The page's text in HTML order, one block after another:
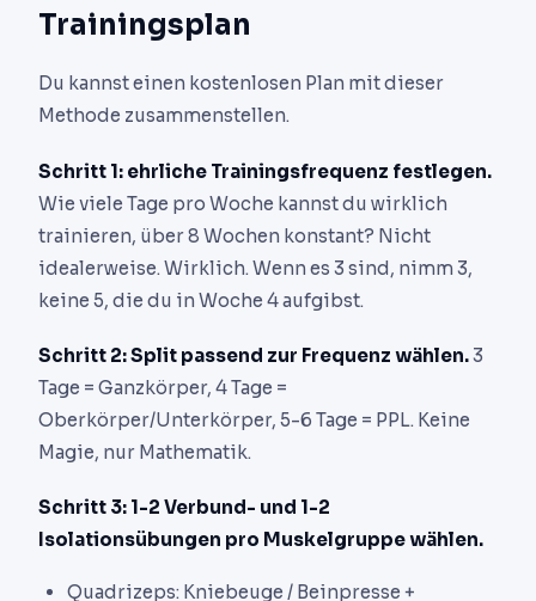
Trainingsplan
Du kannst einen kostenlosen Plan mit dieser
Methode zusammenstellen.
Schritt 1: ehrliche Trainingsfrequenz festlegen.
Wie viele Tage pro Woche kannst du wirklich
trainieren, über 8 Wochen konstant? Nicht
idealerweise. Wirklich. Wenn es 3 sind, nimm 3,
keine 5, die du in Woche 4 aufgibst.
Schritt 2: Split passend zur Frequenz wählen.3
Tage = Ganzkörper, 4 Tage =
Oberkörper/Unterkörper, 5-6 Tage = PPL. Keine
Magie, nur Mathematik.
Schritt 3: 1-2 Verbund- und 1-2
Isolationsübungen pro Muskelgruppe wählen.
Quadrizeps: Kniebeuge / Beinpresse +